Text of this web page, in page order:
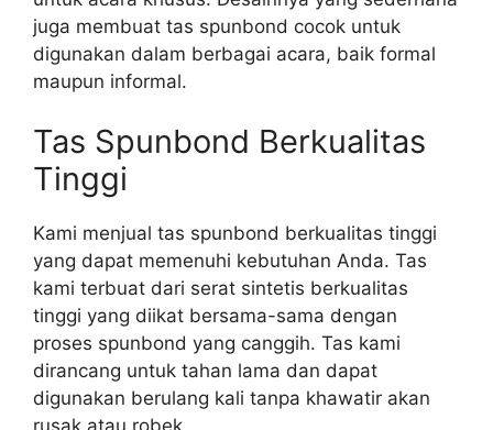
juga membuat tas spunbond cocok untuk
digunakan dalam berbagai acara, baik formal
maupun informal.
Tas Spunbond Berkualitas
Tinggi
Kami menjual tas spunbond berkualitas tinggi
yang dapat memenuhi kebutuhan Anda. Tas
kami terbuat dari serat sintetis berkualitas
tinggi yang diikat bersama-sama dengan
proses spunbond yang canggih. Tas kami
dirancang untuk tahan lama dan dapat
digunakan berulang kali tanpa khawatir akan
rusak atau robek.